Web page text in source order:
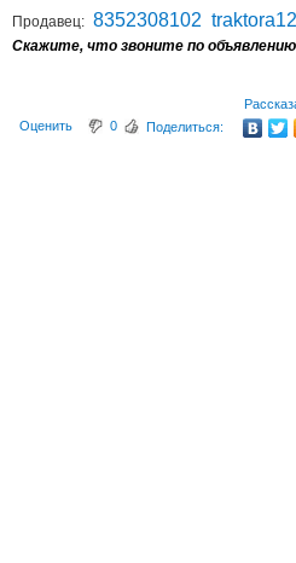
Продавец: 8352308102
Скажите, что звоните по
Оценить
0 Поделиться: